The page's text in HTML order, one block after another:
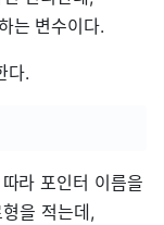
는 변수이다.
다.
라 포인터 이름을
을 적는데,